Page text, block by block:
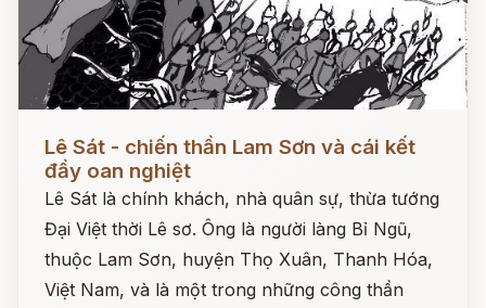
Lê Sát - chiến thần Lam Sơn và cái kết
đầy oan nghiệt
Lê Sát là chính khách, nhà quân sự, thừa tướng
Đại Việt thời Lê sơ. Ông là người làng Bỉ Ngũ,
thuộc Lam Sơn, huyện Thọ Xuân, Thanh Hóa,
Việt Nam, và là một trong những công thần